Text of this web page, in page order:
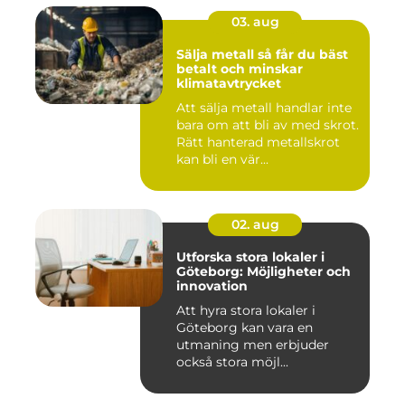
03. aug
Sälja metall så får du bäst
betalt och minskar
klimatavtrycket
Att sälja metall handlar inte
bara om att bli av med skrot.
Rätt hanterad metallskrot
kan bli en vär...
02. aug
Utforska stora lokaler i
Göteborg: Möjligheter och
innovation
Att hyra stora lokaler i
Göteborg kan vara en
utmaning men erbjuder
också stora möjl...